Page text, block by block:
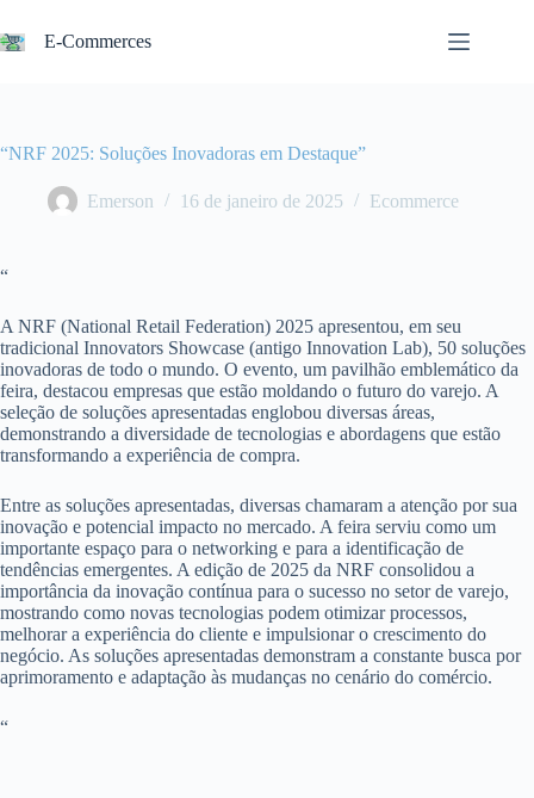
para
o
E-Commerces
“NRF 2025: Soluções Inovadoras em Destaque”
Emerson 16 de janeiro de 2025 Ecommerce
“
A NRF (National Retail Federation) 2025 apresentou, em seu
tradicional Innovators Showcase (antigo Innovation Lab), 50 soluções
inovadoras de todo o mundo. O evento, um pavilhão emblemático da
feira, destacou empresas que estão moldando o futuro do varejo. A
seleção de soluções apresentadas englobou diversas áreas,
demonstrando a diversidade de tecnologias e abordagens que estão
transformando a experiência de compra.
Entre as soluções apresentadas, diversas chamaram a atenção por sua
inovação e potencial impacto no mercado. A feira serviu como um
importante espaço para o networking e para a identificação de
tendências emergentes. A edição de 2025 da NRF consolidou a
importância da inovação contínua para o sucesso no setor de varejo,
mostrando como novas tecnologias podem otimizar processos,
melhorar a experiência do cliente e impulsionar o crescimento do
negócio. As soluções apresentadas demonstram a constante busca por
aprimoramento e adaptação às mudanças no cenário do comércio.
“